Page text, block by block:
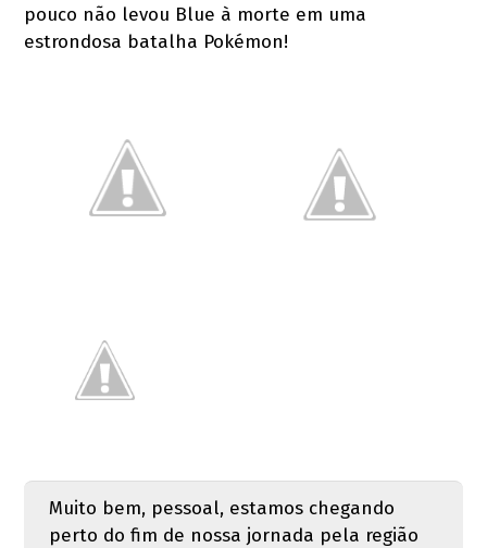
pouco não levou Blue à morte em uma
estrondosa batalha Pokémon!
Muito bem, pessoal, estamos chegando
perto do fim de nossa jornada pela região